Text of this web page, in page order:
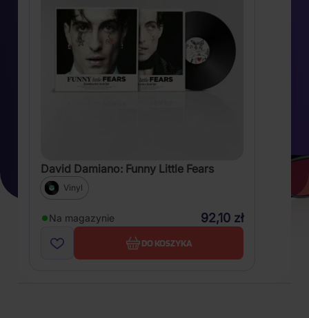
David Damiano: Funny Little Fears
Vinyl
Na magazynie 92,10 zł
DO KOSZYKA